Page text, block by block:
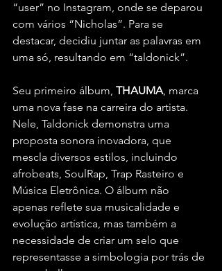
“user” no Instagram, onde se deparou
com vários “Nicholas”. Para se
destacar, decidiu juntar as palavras em
uma só, resultando em “taldonick”.
Seu primeiro álbum, THAUMA, marca
uma nova fase na carreira do artista.
Nele, Taldonick demonstra uma
proposta sonora inovadora, que
mescla diversos estilos, incluindo
afrobeats, SoulRap, Trap Rasteiro e
Música Eletrônica. O álbum não
apenas reflete sua musicalidade e
evolução artística, mas também a
necessidade de criar um selo que
representasse a simbologia por trás de